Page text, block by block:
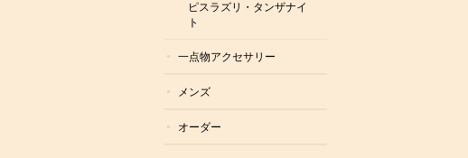
ピスラズリ・タンザナイ
ト
一点物アクセサリー
メンズ
オーダー